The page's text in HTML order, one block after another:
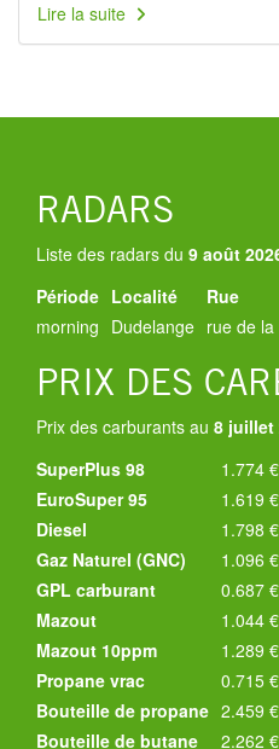
Lire la suite
RADARS
Liste des radars du 9 août
Période Localité
Rue
morning Dudelange rue de
PRIX DES
Prix des carburants au 8 juillet
SuperPlus 98
1.774 €
EuroSuper 95
1.619 €
Diesel
1.798 €
Gaz Naturel (GNC)
1.096 €
GPL carburant
0.687 €
Mazout
1.044 €
Mazout 10ppm
1.289 €
Propane vrac
0.715 €
Bouteille de propane 2.459 €
Bouteille de butane
2.262 €